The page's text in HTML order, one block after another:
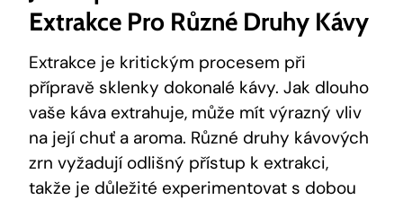
Extrakce Pro Různé Druhy Kávy
Extrakce je kritickým procesem při
přípravě sklenky dokonalé kávy. Jak dlouho
vaše káva extrahuje, může mít výrazný vliv
na její chuť a aroma. Různé druhy kávových
zrn vyžadují odlišný přístup k extrakci,
takže je důležité experimentovat s dobou